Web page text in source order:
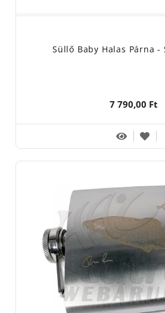
Süllő Baby Halas Párna -
7 790,00 Ft